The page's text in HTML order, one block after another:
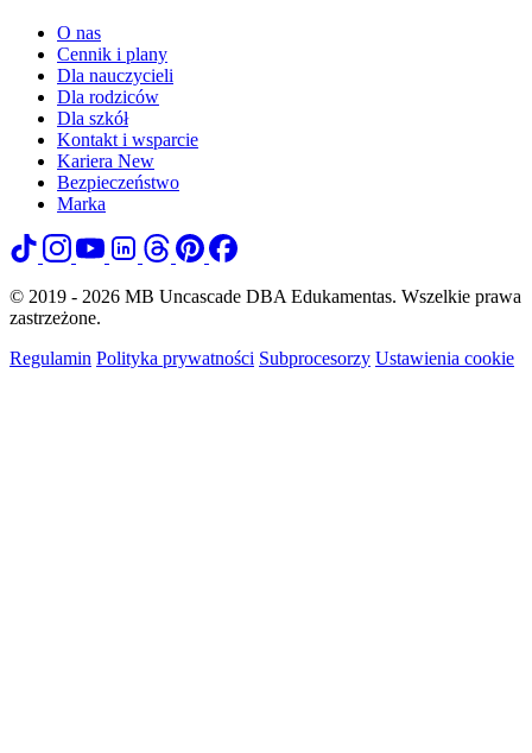
O nas
Cennik i plany
Dla nauczycieli
Dla rodziców
Dla szkół
Kontakt i wsparcie
Kariera New
Bezpieczeństwo
Marka
© 2019 - 2026 MB Uncascade DBA Edukamentas. Wszelkie prawa
zastrzeżone.
Regulamin Polityka prywatności Subprocesorzy Ustawienia cookie